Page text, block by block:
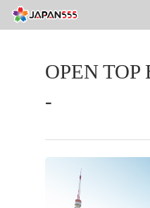
OPEN TOP
-